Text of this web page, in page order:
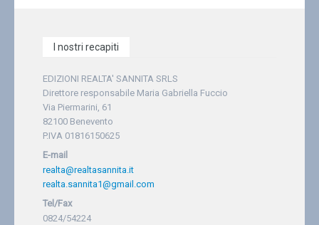
I nostri recapiti
EDIZIONI REALTA' SANNITA SRLS
Direttore responsabile Maria Gabriella Fuccio
Via Piermarini, 61
82100 Benevento
P.IVA 01816150625
E-mail
realta@realtasannita.it
realta.sannita1@gmail.com
Tel/Fax
0824/54224